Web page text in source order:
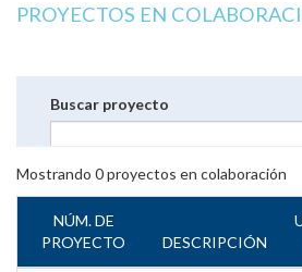
PROYECTOS EN
Buscar proyecto
Mostrando 0proyectos en colaboración
NÚM. DE
PROYECTO
DESCRIPCIÓN